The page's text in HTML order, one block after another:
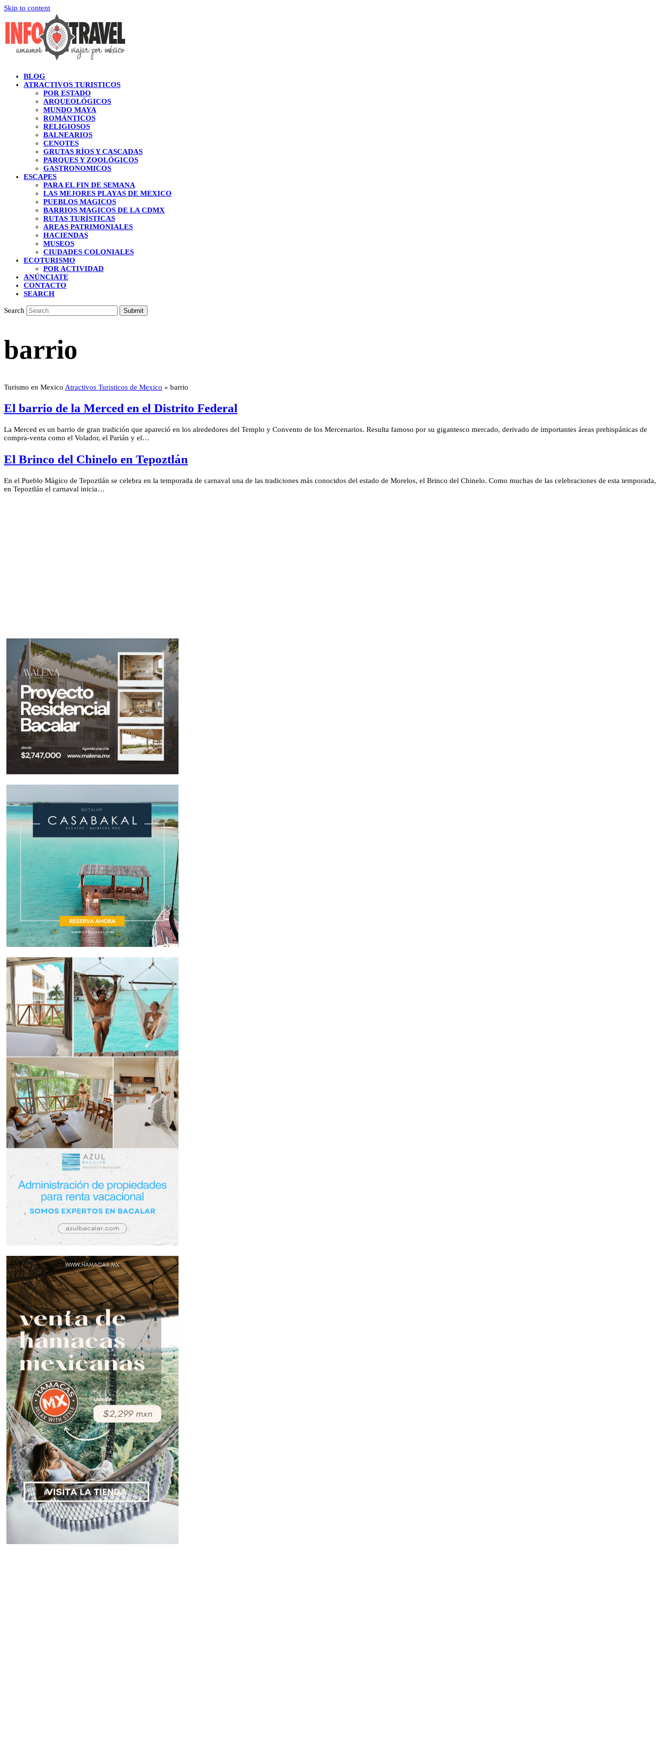
Skip to content
BLOG
ATRACTIVOS TURISTICOS
POR ESTADO
ARQUEOLÓGICOS
MUNDO MAYA
ROMÁNTICOS
RELIGIOSOS
BALNEARIOS
CENOTES
GRUTAS RÍOS Y CASCADAS
PARQUES Y ZOOLÓGICOS
GASTRONOMICOS
ESCAPES
PARA EL FIN DE SEMANA
LAS MEJORES PLAYAS DE MEXICO
PUEBLOS MAGICOS
BARRIOS MAGICOS DE LA CDMX
RUTAS TURÍSTICAS
AREAS PATRIMONIALES
HACIENDAS
MUSEOS
CIUDADES COLONIALES
ECOTURISMO
POR ACTIVIDAD
ANÚNCIATE
CONTACTO
SEARCH
Search Submit
barrio
Turismo en Mexico Atractivos Turisticos de Mexico » barrio
El barrio de la Merced en el Distrito Federal
La Merced es un barrio de gran tradición que apareció en los alrededores del Templo y Convento de los Mercenarios. Resulta famoso por su gigantesco mercado, derivado de importantes áreas prehispánicas de
compra-venta como el Volador, el Parián y el…
El Brinco del Chinelo en Tepoztlán
En el Pueblo Mágico de Tepoztlán se celebra en la temporada de carnaval una de las tradiciones más conocidos del estado de Morelos, el Brinco del Chinelo. Como muchas de las celebraciones de esta temporada,
en Tepoztlán el carnaval inicia…